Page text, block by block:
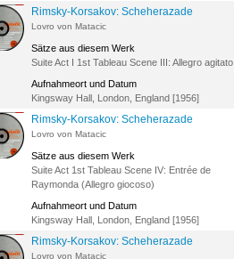
Rimsky-Korsakov: Scheherazade
Lovro von Matacic
Sätze aus diesem Werk
Suite Act I 1st Tableau Scene III: Allegro agitato
Aufnahmeort und Datum
Kingsway Hall, London, England [1956]
Rimsky-Korsakov: Scheherazade
Lovro von Matacic
Sätze aus diesem Werk
Suite Act 1st Tableau Scene IV: Entrée de
Raymonda (Allegro giocoso)
Aufnahmeort und Datum
Kingsway Hall, London, England [1956]
Rimsky-Korsakov: Scheherazade
Lovro von Matacic